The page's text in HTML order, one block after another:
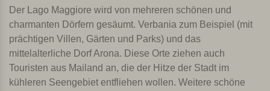
Der Lago Maggiore wird von mehreren schönen und
charmanten Dörfern gesäumt. Verbania zum Beispiel (mit
prächtigen Villen, Gärten und Parks) und das
mittelalterliche Dorf Arona. Diese Orte ziehen auch
Touristen aus Mailand an, die der Hitze der Stadt im
kühleren Seengebiet entfliehen wollen. Weitere schöne